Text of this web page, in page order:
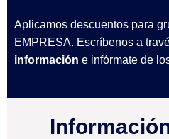
Aplicamos descuentos para
EMPRESA. Escríbenos a
información e infórmate de